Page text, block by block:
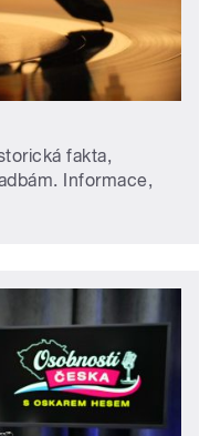
fakta,
Informace,